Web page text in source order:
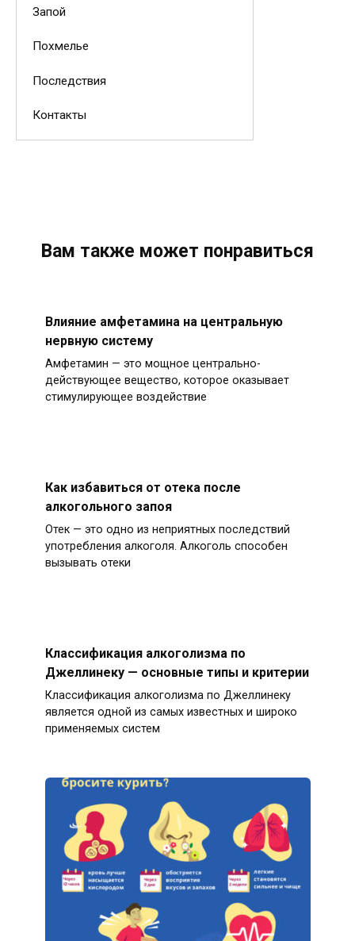
Запой
Похмелье
Последствия
Контакты
Вам также может понравиться
Влияние амфетамина на центральную
нервную систему
Амфетамин — это мощное центрально-
действующее вещество, которое оказывает
стимулирующее воздействие
Как избавиться от отека после
алкогольного запоя
Отек — это одно из неприятных последствий
употребления алкоголя. Алкоголь способен
вызывать отеки
Классификация алкоголизма по
Джеллинеку — основные типы и критерии
Классификация алкоголизма по Джеллинеку
является одной из самых известных и широко
применяемых систем